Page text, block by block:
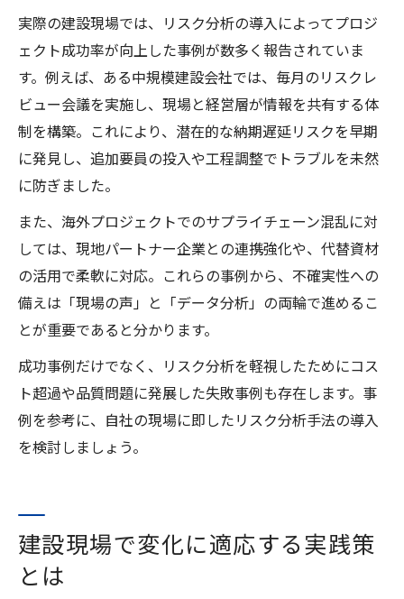
実際の建設現場では、リスク分析の導入によってプロジ
ェクト成功率が向上した事例が数多く報告されていま
す。例えば、ある中規模建設会社では、毎月のリスクレ
ビュー会議を実施し、現場と経営層が情報を共有する体
制を構築。これにより、潜在的な納期遅延リスクを早期
に発見し、追加要員の投入や工程調整でトラブルを未然
に防ぎました。
また、海外プロジェクトでのサプライチェーン混乱に対
しては、現地パートナー企業との連携強化や、代替資材
の活用で柔軟に対応。これらの事例から、不確実性への
備えは「現場の声」と「データ分析」の両輪で進めるこ
とが重要であると分かります。
成功事例だけでなく、リスク分析を軽視したためにコス
ト超過や品質問題に発展した失敗事例も存在します。事
例を参考に、自社の現場に即したリスク分析手法の導入
を検討しましょう。
建設現場で変化に適応する実践策
とは